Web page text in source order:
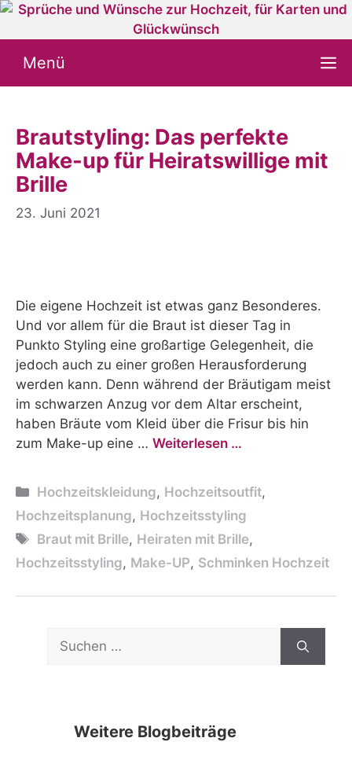
Zum
Menü
Brautstyling: Das perfekte
Make-up für Heiratswillige mit
Brille
23. Juni 2021
Die eigene Hochzeit ist etwas ganz Besonderes.
Und vor allem für die Braut ist dieser Tag in
Punkto Styling eine großartige Gelegenheit, die
jedoch auch zu einer großen Herausforderung
werden kann. Denn während der Bräutigam meist
im schwarzen Anzug vor dem Altar erscheint,
haben Bräute vom Kleid über die Frisur bis hin
zum Make-up eine … Weiterlesen …
Kategorien
Hochzeitskleidung, Hochzeitsoutfit,
Hochzeitsplanung, Hochzeitsstyling
Schlagwörter
Braut mit Brille, Heiraten mit Brille,
Hochzeitsstyling, Make-UP, Schminken Hochzeit
Suchen
nach:
Weitere Blogbeiträge